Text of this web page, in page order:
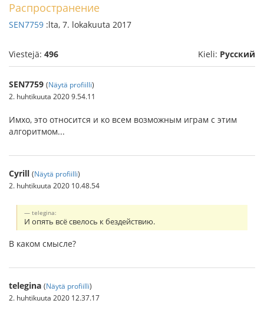
Распространение
SEN7759 :lta, 7. lokakuuta 2017
Viestejä: 496 Kieli: Русский
SEN7759 (Näytä profiilli)
2. huhtikuuta 2020 9.54.11
Имхо, это относится и ко всем возможным играм с этим
алгоритмом...
Cyrill (Näytä profiilli)
2. huhtikuuta 2020 10.48.54
telegina:
И опять всё свелось к бездействию.
В каком смысле?
telegina (Näytä profiilli)
2. huhtikuuta 2020 12.37.17